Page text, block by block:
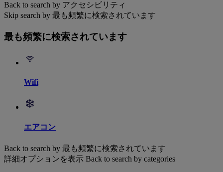
Back to search by アクセシビリティ
Skip search by 最も頻繁に検索されています
最も頻繁に検索されています
Wifi
エアコン
Back to search by 最も頻繁に検索されています
詳細オプションを表示 Back to search by categories